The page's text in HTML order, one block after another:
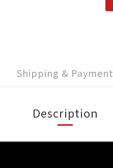
Shipping & Payment
Description